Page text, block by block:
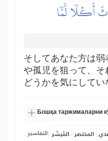
أَكۡلٗا لَّمّٗا
そしてあなた方は弱
や孤児を狙って、
どうかを気にしてい
Бошқа таржималарни
التفاسير: المُيسَّر المختصر